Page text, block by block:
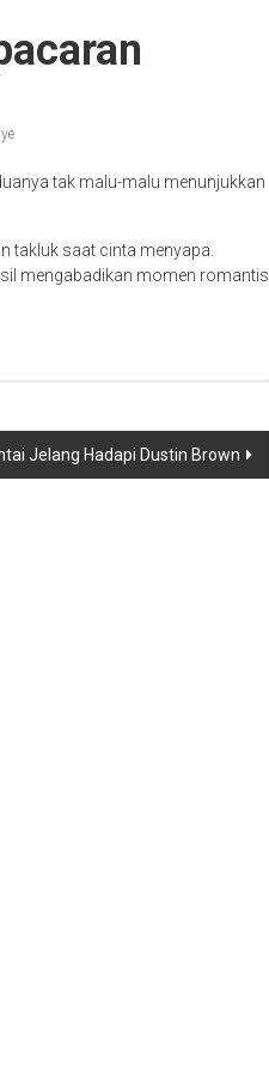
tak malu-malu menunjukkan
takluk saat cinta menyapa.
mengabadikan momen romantis
Jelang Hadapi Dustin Brown